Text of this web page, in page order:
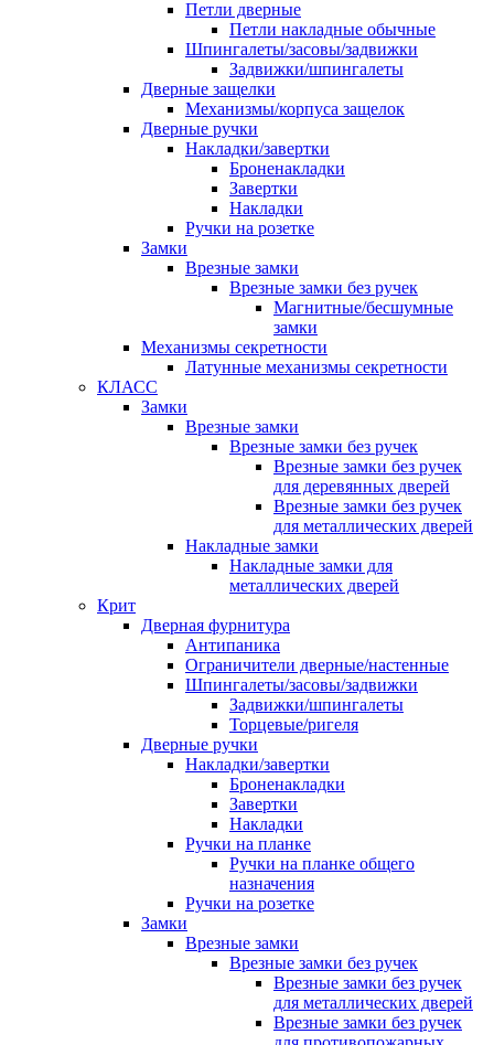
Петли дверные
Петли накладные обычные
Шпингалеты/засовы/задвижки
Задвижки/шпингалеты
Дверные защелки
Механизмы/корпуса защелок
Дверные ручки
Накладки/завертки
Броненакладки
Завертки
Накладки
Ручки на розетке
Замки
Врезные замки
Врезные замки без ручек
Магнитные/бесшумные
замки
Механизмы секретности
Латунные механизмы секретности
КЛАСС
Замки
Врезные замки
Врезные замки без ручек
Врезные замки без ручек
для деревянных дверей
Врезные замки без ручек
для металлических дверей
Накладные замки
Накладные замки для
металлических дверей
Крит
Дверная фурнитура
Антипаника
Ограничители дверные/настенные
Шпингалеты/засовы/задвижки
Задвижки/шпингалеты
Торцевые/ригеля
Дверные ручки
Накладки/завертки
Броненакладки
Завертки
Накладки
Ручки на планке
Ручки на планке общего
назначения
Ручки на розетке
Замки
Врезные замки
Врезные замки без ручек
Врезные замки без ручек
для металлических дверей
Врезные замки без ручек